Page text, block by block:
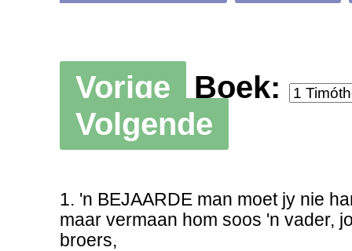
Vorige
Boek:
Volgende
1. 'n BEJAARDE man moet jy nie
maar vermaan hom soos 'n vader,
broers,